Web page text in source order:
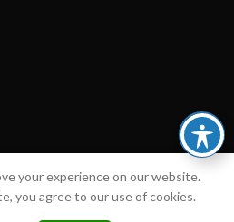
your experience on our website.
you agree to our use of cookies.